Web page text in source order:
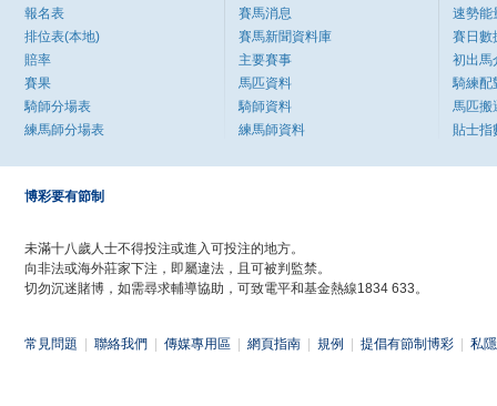
報名表
排位表(本地)
賠率
賽果
騎師分場表
練馬師分場表
賽馬消息
賽馬新聞資料庫
主要賽事
馬匹資料
騎師資料
練馬師資料
速勢能
賽日數
初出馬
騎練配
馬匹搬
貼士指
博彩要有節制
未滿十八歲人士不得投注或進入可投注的地方。
向非法或海外莊家下注，即屬違法，且可被判監禁。
切勿沉迷賭博，如需尋求輔導協助，可致電平和基金熱線1834 633。
常見問題 聯絡我們 傳媒專用區 網頁指南 規例 提倡有節制博彩 私